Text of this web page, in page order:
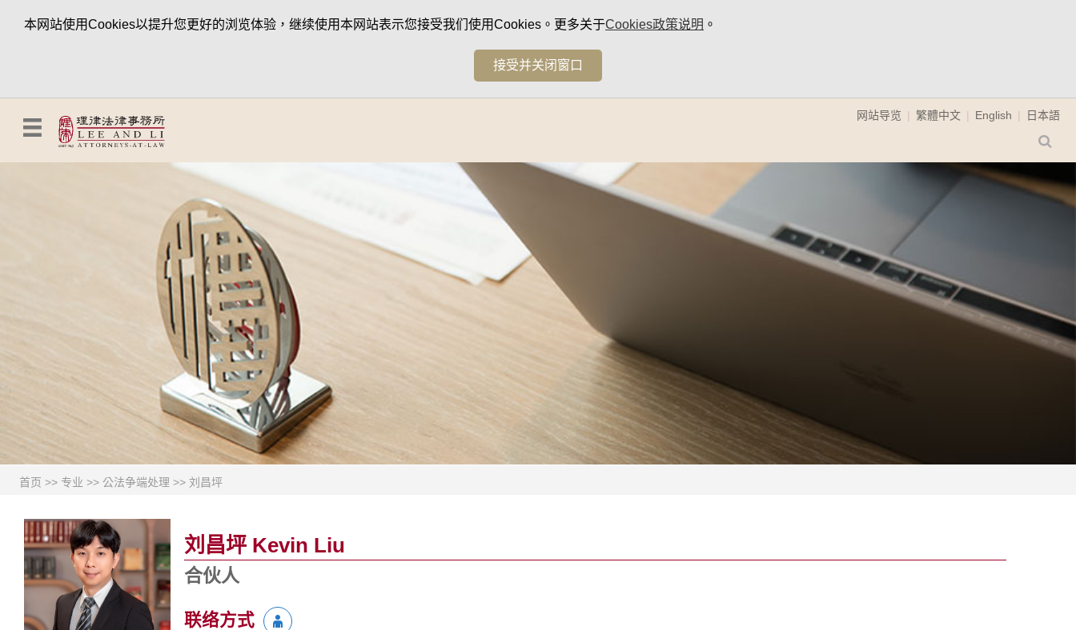
本网站使用Cookies以提升您更好的浏览体验，继续使用本网站表示您接受我们使用Cookies。更多关于Cookies政策说明 。
接受并关闭窗口
网站导览 繁體中文 English 日本語
首页 >> 专业 >> 公法争端处理 >> 刘昌坪
刘昌坪 Kevin Liu
合伙人
联络方式